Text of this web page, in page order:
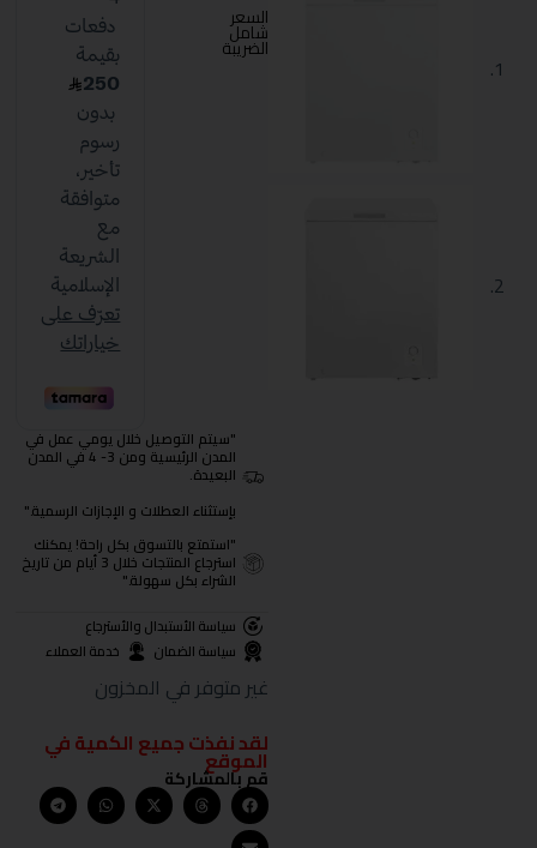
السعر
شامل
الضريبة
"سيتم التوصيل خلال يومي عمل في
المدن الرئيسية ومن 3- 4 في المدن
البعيدة.
بإستثناء العطلات و الإجازات الرسمية."
"استمتع بالتسوق بكل راحة! يمكنك
استرجاع المنتجات خلال 3 أيام من تاريخ
الشراء بكل سهولة."
سياسة الأستبدال والأسترجاع
سياسة الضمان
خدمة العملاء
غير متوفر في المخزون
لقد نفذت جميع الكمية في
الموقع
قم بالمشاركة